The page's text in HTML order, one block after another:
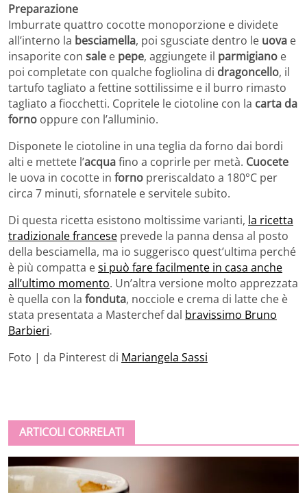
Preparazione
Imburrate quattro cocotte monoporzione e dividete
all’interno la besciamella, poi sgusciate dentro le uova e
insaporite con sale e pepe, aggiungete il parmigiano e
poi completate con qualche fogliolina di dragoncello, il
tartufo tagliato a fettine sottilissime e il burro rimasto
tagliato a fiocchetti. Copritele le ciotoline con la carta da
forno oppure con l’alluminio.
Disponete le ciotoline in una teglia da forno dai bordi
alti e mettete l’acquafino a coprirle per metà. Cuocete
le uova in cocotte in forno preriscaldato a 180°C per
circa 7 minuti, sfornatele e servitele subito.
Di questa ricetta esistono moltissime varianti, la ricetta
tradizionale francese prevede la panna densa al posto
della besciamella, ma io suggerisco quest’ultima perché
è più compatta esi può fare facilmente in casa anche
all’ultimo momento. Un’altra versione molto apprezzata
è quella con la fonduta, nocciole e crema di latte che è
stata presentata a Masterchef dal bravissimo Bruno
Barbieri.
Foto | da Pinterest di Mariangela Sassi
ARTICOLI CORRELATI